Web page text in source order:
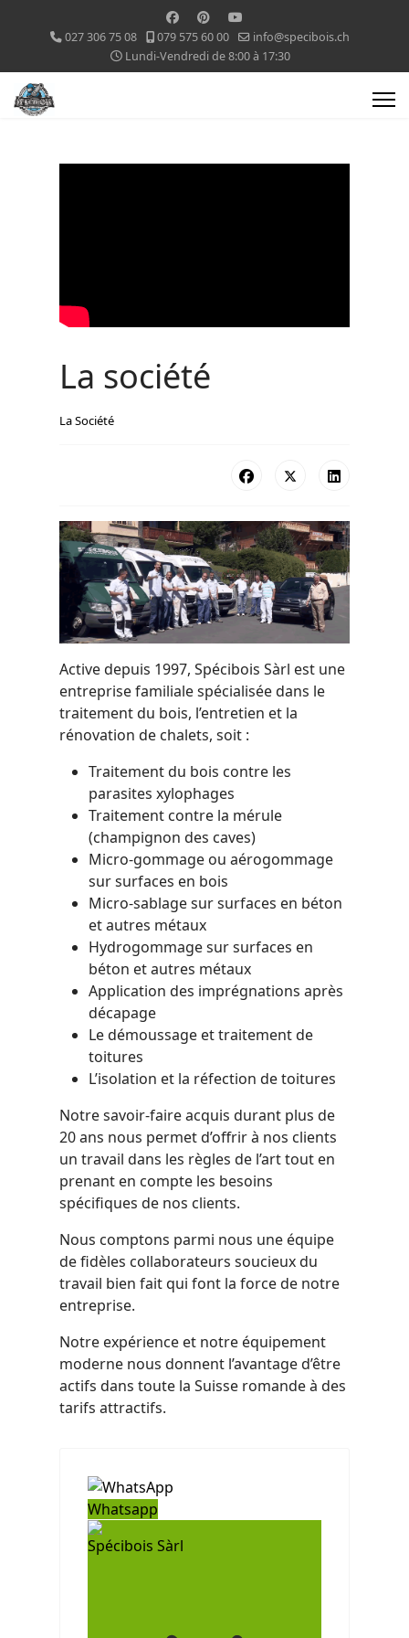
027 306 75 08 079 575 60 00
info@specibois.ch
Lundi-Vendredi de 8:00 à 17:30
La société
La Société
Active depuis 1997, Spécibois Sàrl est une
entreprise familiale spécialisée dans le
traitement du bois, l’entretien et la
rénovation de chalets, soit :
Traitement du bois contre les
parasites xylophages
Traitement contre la mérule
(champignon des caves)
Micro-gommage ou aérogommage
sur surfaces en bois
Micro-sablage sur surfaces en béton
et autres métaux
Hydrogommage sur surfaces en
béton et autres métaux
Application des imprégnations après
décapage
Le démoussage et traitement de
toitures
L’isolation et la réfection de toitures
Notre savoir-faire acquis durant plus de
20 ans nous permet d’offrir à nos clients
un travail dans les règles de l’art tout en
prenant en compte les besoins
spécifiques de nos clients.
Nous comptons parmi nous une équipe
de fidèles collaborateurs soucieux du
travail bien fait qui font la force de notre
entreprise.
Notre expérience et notre équipement
moderne nous donnent l’avantage d’être
actifs dans toute la Suisse romande à des
tarifs attractifs.
Whatsapp
Spécibois Sàrl